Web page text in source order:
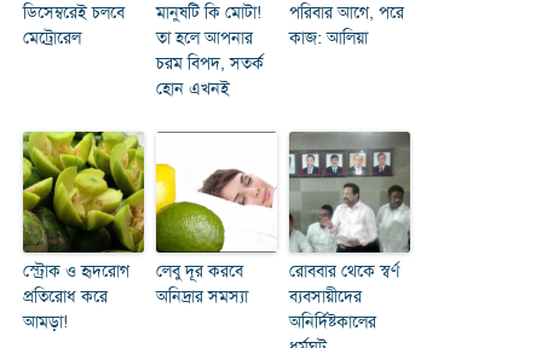
ডিসেম্বরেই চলবে
মেট্রোরেল
মানুষটি কি মোটা!
তা হলে আপনার
চরম বিপদ, সতর্ক
হোন এখনই
পরিবার আগে, পরে
কাজ: আলিয়া
স্ট্রোক ও হৃদরোগ
প্রতিরোধ করে
আমড়া!
লেবু দূর করবে
অনিদ্রার সমস্যা
রোববার থেকে স্বর্ণ
ব্যবসায়ীদের
অনির্দিষ্টকালের